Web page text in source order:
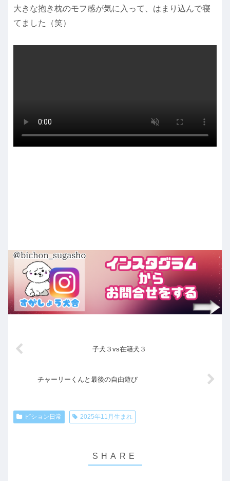
大きな抱き枕のモフ感が気に入って、はまり込んで寝
てました（笑）
子犬３vs在籍犬３
チャーリーくんと最後の自由遊び
ビション日常 2025年11月生まれ